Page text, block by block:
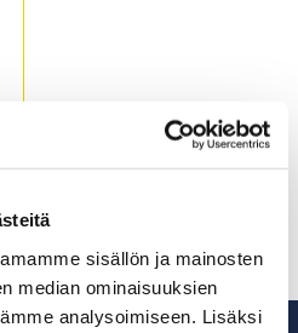
sisällön ja mainosten
median ominaisuuksien
analysoimiseen. Lisäksi